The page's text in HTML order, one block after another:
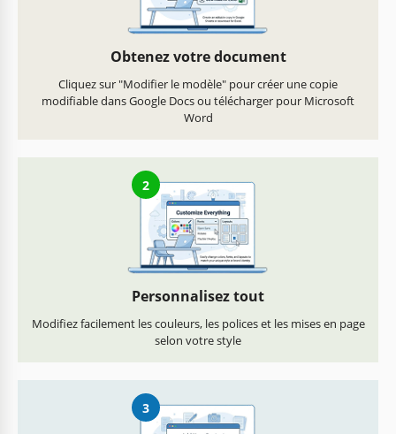
Obtenez votre document
Cliquez sur "Modifier le modèle" pour créer une copie
modifiable dans Google Docs ou télécharger pour Microsoft
Word
2
Personnalisez tout
Modifiez facilement les couleurs, les polices et les mises en page
selon votre style
3